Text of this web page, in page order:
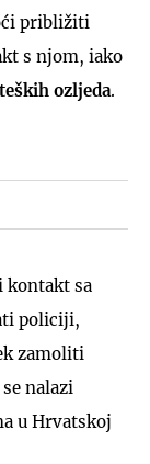
približiti
s njom, iako
ozljeda.
kontakt sa
policiji,
zamoliti
nalazi
u Hrvatskoj